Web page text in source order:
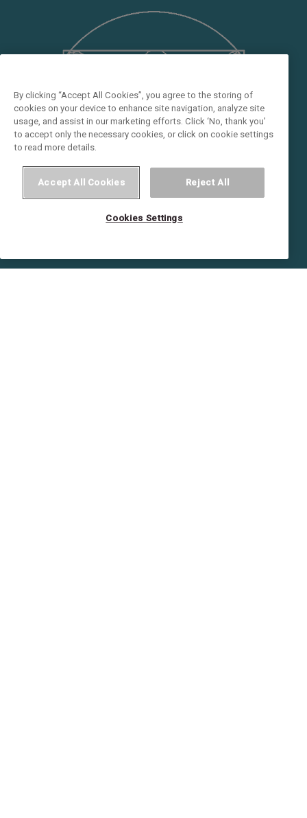
By clicking “Accept All Cookies”, you agree to the storing of
cookies on your device to enhance site navigation, analyze site
usage, and assist in our marketing efforts. Click ‘No, thank you’
to accept only the necessary cookies, or click on cookie settings
to read more details.
Accept All Cookies Reject All
Cookies Settings